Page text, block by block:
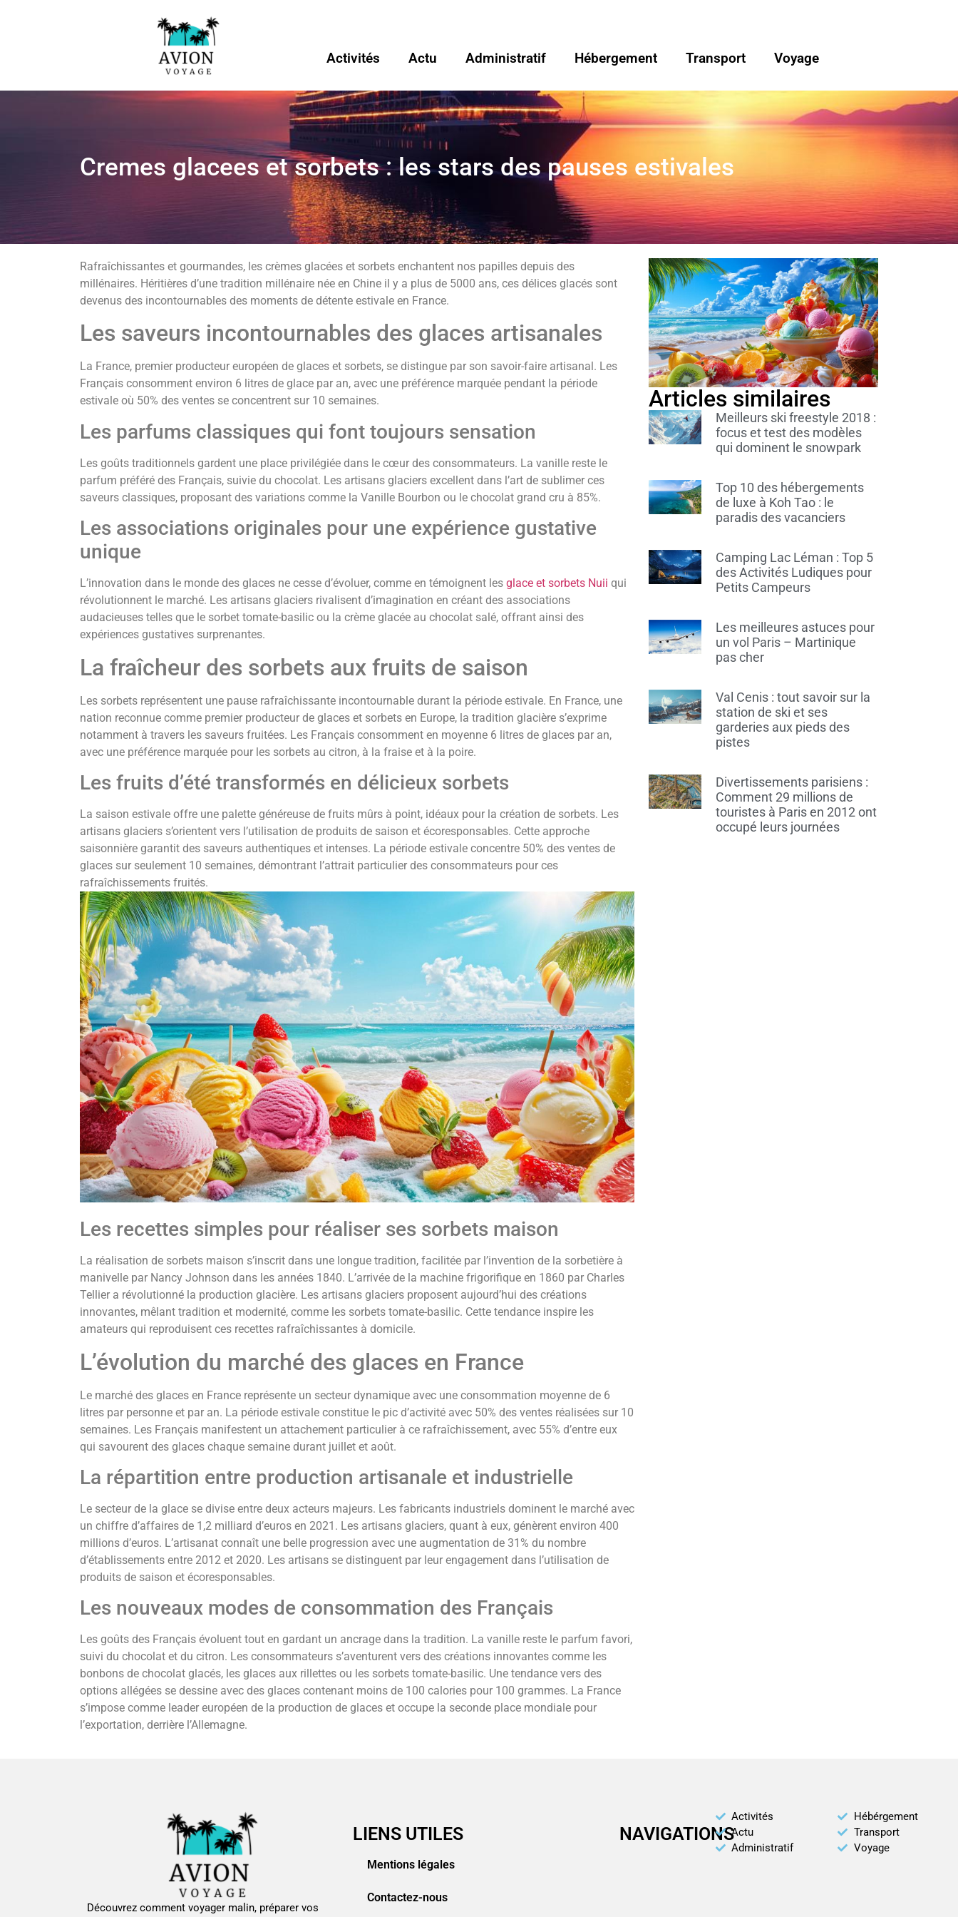
Activités Actu Administratif Hébergement Transport Voyage
Cremes glacees et sorbets : les stars des pauses estivales
Rafraîchissantes et gourmandes, les crèmes glacées et sorbets enchantent nos papilles depuis des
millénaires. Héritières d’une tradition millénaire née en Chine il y a plus de 5000 ans, ces délices glacés sont
devenus des incontournables des moments de détente estivale en France.
Les saveurs incontournables des glaces artisanales
La France, premier producteur européen de glaces et sorbets, se distingue par son savoir-faire artisanal. Les
Français consomment environ 6 litres de glace par an, avec une préférence marquée pendant la période
estivale où 50% des ventes se concentrent sur 10 semaines.
Les parfums classiques qui font toujours sensation
Les goûts traditionnels gardent une place privilégiée dans le cœur des consommateurs. La vanille reste le
parfum préféré des Français, suivie du chocolat. Les artisans glaciers excellent dans l’art de sublimer ces
saveurs classiques, proposant des variations comme la Vanille Bourbon ou le chocolat grand cru à 85%.
Les associations originales pour une expérience gustative
unique
L’innovation dans le monde des glaces ne cesse d’évoluer, comme en témoignent les glace et sorbets Nuii qui
révolutionnent le marché. Les artisans glaciers rivalisent d’imagination en créant des associations
audacieuses telles que le sorbet tomate-basilic ou la crème glacée au chocolat salé, offrant ainsi des
expériences gustatives surprenantes.
La fraîcheur des sorbets aux fruits de saison
Les sorbets représentent une pause rafraîchissante incontournable durant la période estivale. En France, une
nation reconnue comme premier producteur de glaces et sorbets en Europe, la tradition glacière s’exprime
notamment à travers les saveurs fruitées. Les Français consomment en moyenne 6 litres de glaces par an,
avec une préférence marquée pour les sorbets au citron, à la fraise et à la poire.
Les fruits d’été transformés en délicieux sorbets
La saison estivale offre une palette généreuse de fruits mûrs à point, idéaux pour la création de sorbets. Les
artisans glaciers s’orientent vers l’utilisation de produits de saison et écoresponsables. Cette approche
saisonnière garantit des saveurs authentiques et intenses. La période estivale concentre 50% des ventes de
glaces sur seulement 10 semaines, démontrant l’attrait particulier des consommateurs pour ces
rafraîchissements fruités.
Les recettes simples pour réaliser ses sorbets maison
La réalisation de sorbets maison s’inscrit dans une longue tradition, facilitée par l’invention de la sorbetière à
manivelle par Nancy Johnson dans les années 1840. L’arrivée de la machine frigorifique en 1860 par Charles
Tellier a révolutionné la production glacière. Les artisans glaciers proposent aujourd’hui des créations
innovantes, mêlant tradition et modernité, comme les sorbets tomate-basilic. Cette tendance inspire les
amateurs qui reproduisent ces recettes rafraîchissantes à domicile.
L’évolution du marché des glaces en France
Le marché des glaces en France représente un secteur dynamique avec une consommation moyenne de 6
litres par personne et par an. La période estivale constitue le pic d’activité avec 50% des ventes réalisées sur 10
semaines. Les Français manifestent un attachement particulier à ce rafraîchissement, avec 55% d’entre eux
qui savourent des glaces chaque semaine durant juillet et août.
La répartition entre production artisanale et industrielle
Le secteur de la glace se divise entre deux acteurs majeurs. Les fabricants industriels dominent le marché avec
un chiffre d’affaires de 1,2 milliard d’euros en 2021. Les artisans glaciers, quant à eux, génèrent environ 400
millions d’euros. L’artisanat connaît une belle progression avec une augmentation de 31% du nombre
d’établissements entre 2012 et 2020. Les artisans se distinguent par leur engagement dans l’utilisation de
produits de saison et écoresponsables.
Les nouveaux modes de consommation des Français
Les goûts des Français évoluent tout en gardant un ancrage dans la tradition. La vanille reste le parfum favori,
suivi du chocolat et du citron. Les consommateurs s’aventurent vers des créations innovantes comme les
bonbons de chocolat glacés, les glaces aux rillettes ou les sorbets tomate-basilic. Une tendance vers des
options allégées se dessine avec des glaces contenant moins de 100 calories pour 100 grammes. La France
s’impose comme leader européen de la production de glaces et occupe la seconde place mondiale pour
l’exportation, derrière l’Allemagne.
Articles similaires
Meilleurs ski freestyle 2018 :
focus et test des modèles
qui dominent le snowpark
Top 10 des hébergements
de luxe à Koh Tao : le
paradis des vacanciers
Camping Lac Léman : Top 5
des Activités Ludiques pour
Petits Campeurs
Les meilleures astuces pour
un vol Paris – Martinique
pas cher
Val Cenis : tout savoir sur la
station de ski et ses
garderies aux pieds des
pistes
Divertissements parisiens :
Comment 29 millions de
touristes à Paris en 2012 ont
occupé leurs journées
Découvrez comment voyager malin, préparer vos
LIENS UTILES
Mentions légales
Contactez-nous
NAVIGATIONS
Activités
Actu
Administratif
Hébérgement
Transport
Voyage